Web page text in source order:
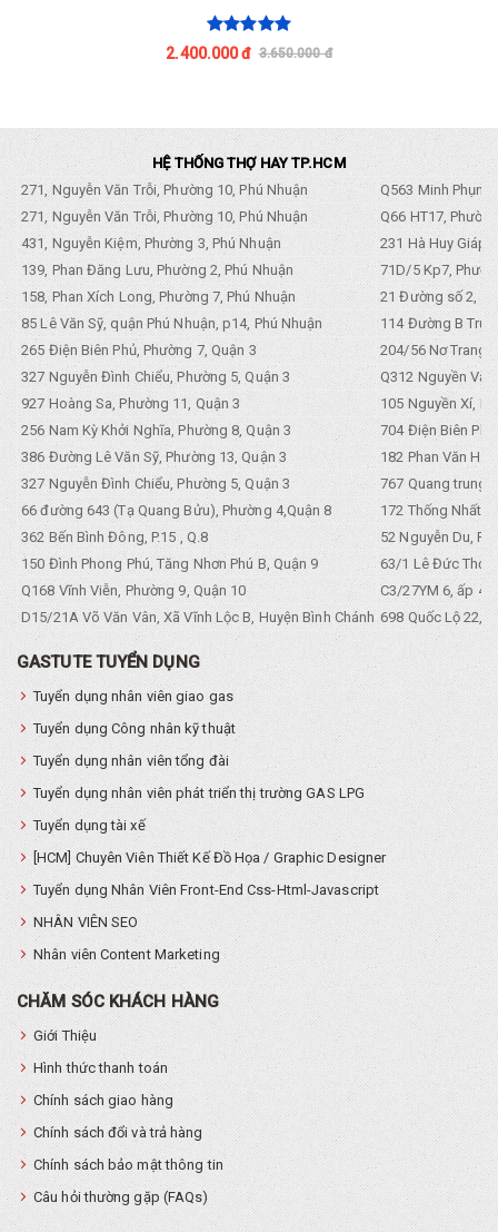
2.400.000 đ 3.650.000 đ
HỆ THỐNG THỢ HAY TP.HCM
271, Nguyễn Văn Trỗi, Phường 10, Phú Nhuận
Q563 Minh
271, Nguyễn Văn Trỗi, Phường 10, Phú Nhuận
Q66 HT17,
431, Nguyễn Kiệm, Phường 3, Phú Nhuận
231 Hà Huy Giáp,
139, Phan Đăng Lưu, Phường 2, Phú Nhuận
71D/5 Kp7,
158, Phan Xích Long, Phường 7, Phú Nhuận
21 Đường số 2,
85 Lê Văn Sỹ, quận Phú Nhuận, p14, Phú Nhuận
114 Đường B
265 Điện Biên Phủ, Phường 7, Quận 3
204/56 Nơ Trang
327 Nguyễn Đình Chiểu, Phường 5, Quận 3
Q312 Nguyền
927 Hoàng Sa, Phường 11, Quận 3
105 Nguyền Xí,
256 Nam Kỳ Khởi Nghĩa, Phường 8, Quận 3
704 Điện Biên
386 Đường Lê Văn Sỹ, Phường 13, Quận 3
182 Phan Văn
327 Nguyễn Đình Chiểu, Phường 5, Quận 3
767 Quang trung,
66 đường 643 (Tạ Quang Bửu), Phường 4,Quận 8
172 Thống Nhất.
362 Bến Bình Đông, P.15 , Q.8
52 Nguyễn Du,
150 Đình Phong Phú, Tăng Nhơn Phú B, Quận 9
63/1 Lê Đức Thọ,
Q168 Vĩnh Viễn, Phường 9, Quận 10
C3/27YM 6, ấp 4,
D15/21A Võ Văn Vân, Xã Vĩnh Lộc B, Huyện Bình Chánh 698 Quốc Lộ 22,
GASTUTE TUYỂN DỤNG
Tuyển dụng nhân viên giao gas
Tuyển dụng Công nhân kỹ thuật
Tuyển dụng nhân viên tổng đài
Tuyển dụng nhân viên phát triển thị trường GAS LPG
Tuyển dụng tài xế
[HCM] Chuyên Viên Thiết Kế Đồ Họa / Graphic Designer
Tuyển dụng Nhân Viên Front-End Css-Html-Javascript
NHÂN VIÊN SEO
Nhân viên Content Marketing
CHĂM SÓC KHÁCH HÀNG
Giới Thiệu
Hình thức thanh toán
Chính sách giao hàng
Chính sách đổi và trả hàng
Chính sách bảo mật thông tin
Câu hỏi thường gặp (FAQs)